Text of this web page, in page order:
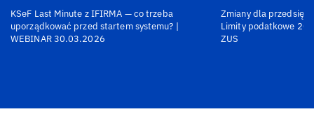
KSeF Last Minute z IFIRMA — co trzeba
uporządkować przed startem systemu? |
WEBINAR 30.03.2026
Zmiany dla
Limity podatkowe
ZUS